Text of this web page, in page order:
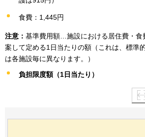
食費：1,445円
注意： 基準費用額…施設における居住費・食
案して定める1日当たりの額（これは、標準
は各施設毎に異なります。）
負担限度額（1日当たり）